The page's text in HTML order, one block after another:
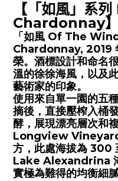
【「如風」系
Chardonnay】
「如風 Of The
Chardonnay, 2019
榮。酒標設計和命名
溫的徐徐海風，以及
藝術家的印象。
使用來自單一園的五
摘後，直接壓榨入桶
酵， 展現漂亮層次和
Longview
方，此處海拔為 300
Lake Alexandrina
實極為難得的均衡細